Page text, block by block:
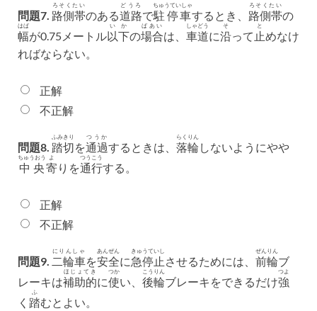
問題7. 路側帯
ろそくたい
のある道路
どうろ
で駐停車
ちゅうていしゃ
するとき、 路側帯
ろそくたい
の
幅
はば
が0.75メートル以下
いか
の場合
ばあい
は、 車道
しゃどう
に沿
そ
って 止
と
めなけ
ればならない。
正解
不正解
問題8. 踏切
ふみきり
を通過
つうか
するときは、 落
らく
輪
りん
しないようにやや
中央
ちゅうおう
寄
よ
りを通行
つうこう
する。
正解
不正解
問題9. 二輪車
にりんしゃ
を安全
あんぜん
に急停止
きゅうていし
させるためには、 前輪
ぜんりん
ブ
レーキは補助的
ほじょてき
に使
つか
い、 後輪
こうりん
ブレーキをできるだけ強
つよ
く 踏
ふ
むとよい。